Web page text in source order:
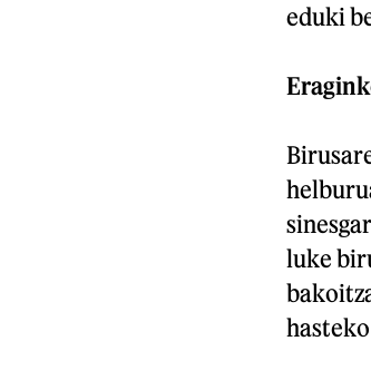
eduki
luke